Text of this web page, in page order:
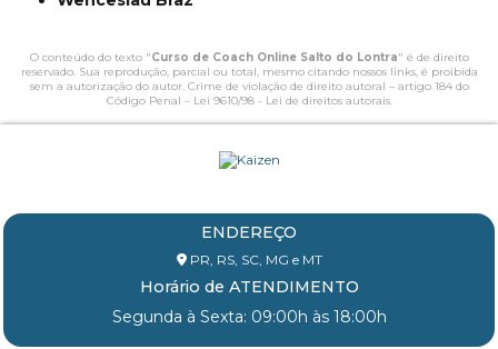
O conteúdo do texto "Curso de Coach Online Salto do Lontra" é de direito
reservado. Sua reprodução, parcial ou total, mesmo citando nossos links, é proibida
sem a autorização do autor. Crime de violação de direito autoral – artigo 184 do
Código Penal – Lei 9610/98 - Lei de direitos autorais.
ENDEREÇO
PR, RS, SC, MG e MT
Horário de ATENDIMENTO
Segunda à Sexta: 09:00h às 18:00h